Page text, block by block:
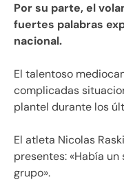
Por su parte, el
fuertes palabras
nacional.
El talentoso
complicadas
plantel durante los
El atleta Nicolas
presentes: «Había
grupo».